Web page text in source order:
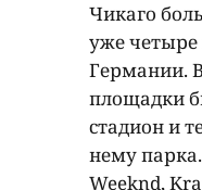
Чикаго
уже четыре
Германии.
площадки
стадион и
нему
Weeknd,